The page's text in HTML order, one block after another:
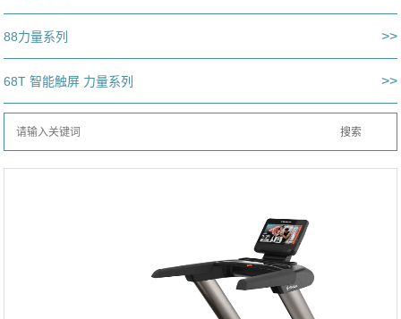
88力量系列 >>
68T 智能触屏 力量系列 >>